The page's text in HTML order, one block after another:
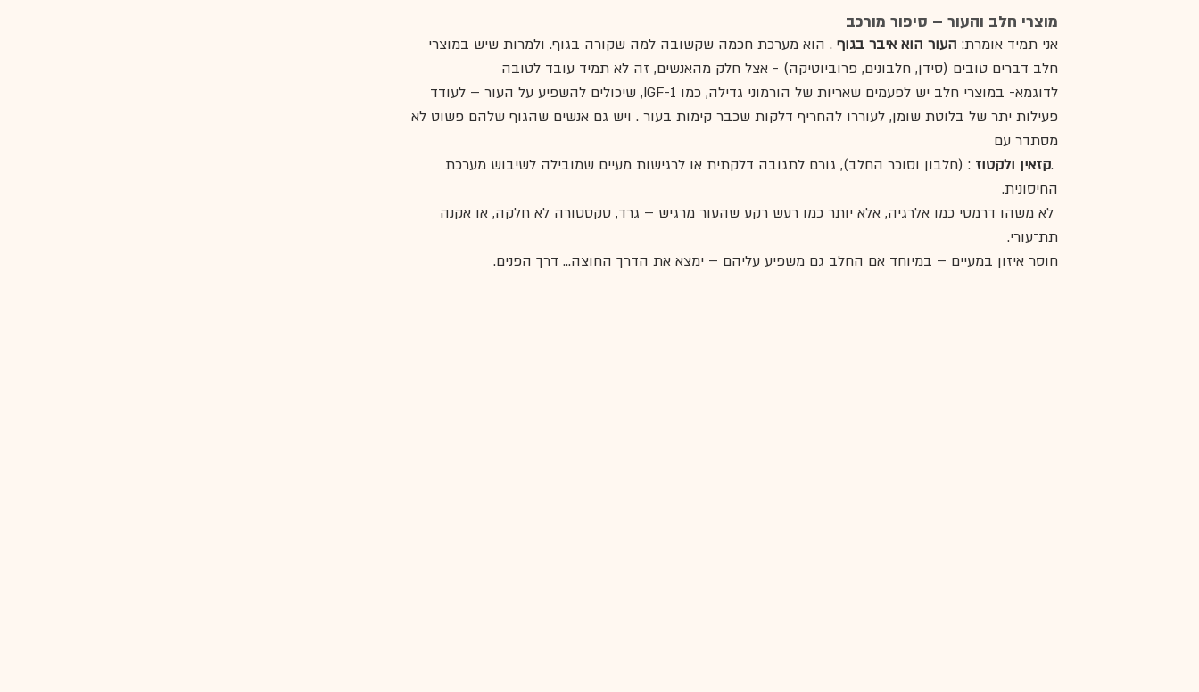
מוצרי חלב והעור – סיפור מורכב
אני תמיד אומרת: העור הוא איבר בגוף . הוא מערכת חכמה שקשובה למה שקורה בגוף. ולמרות שיש במוצרי
חלב דברים טובים (סידן, חלבונים, פרוביוטיקה) - אצל חלק מהאנשים, זה לא תמיד עובד לטובה
לדוגמא- במוצרי חלב יש לפעמים שאריות של הורמוני גדילה, כמו IGF-1, שיכולים להשפיע על העור – לעודד
פעילות יתר של בלוטת שומן, לעוררו להחריף דלקות שכבר קימות בעור . ויש גם אנשים שהגוף שלהם פשוט לא
מסתדר עם
קזאין ולקטוז : (חלבון וסוכר החלב), גורם לתגובה דלקתית או לרגישות מעיים שמובילה לשיבוש מערכת
החיסונית.
לא משהו דרמטי כמו אלרגיה, אלא יותר כמו רעש רקע שהעור מרגיש – גרד, טקסטורה לא חלקה, או אקנה
תת־עורי.
חוסר איזון במעיים – במיוחד אם החלב גם משפיע עליהם – ימצא את הדרך החוצה... דרך הפנים.